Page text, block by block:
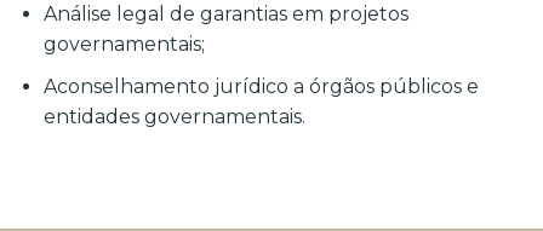
Análise legal de garantias em projetos
governamentais;
Aconselhamento jurídico a órgãos públicos e
entidades governamentais.